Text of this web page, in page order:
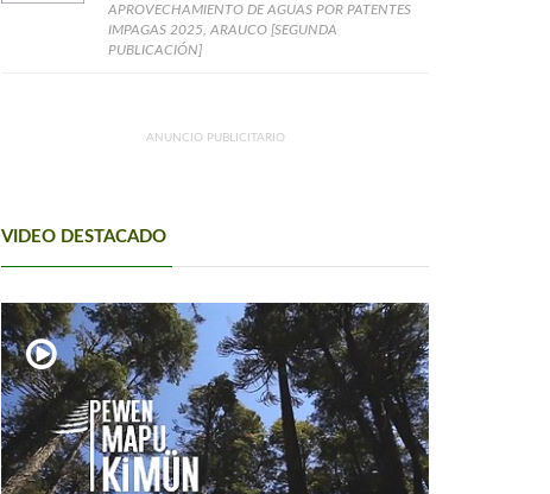
APROVECHAMIENTO DE AGUAS POR PATENTES
IMPAGAS 2025, ARAUCO [SEGUNDA
PUBLICACIÓN]
ANUNCIO PUBLICITARIO
VIDEO DESTACADO